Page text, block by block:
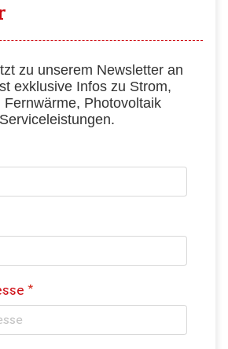
zu unserem Newsletter an
exklusive Infos zu Strom,
Fernwärme, Photovoltaik
*